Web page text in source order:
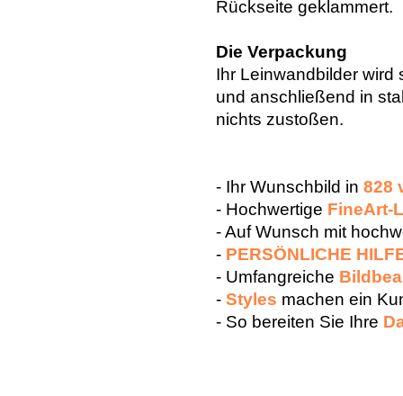
Rückseite geklammert.
Die Verpackung
Ihr Leinwandbilder wird
und anschließend in
nichts zustoßen.
- Ihr Wunschbild in 828
- Hochwertige FineArt-
- Auf Wunsch mit
- PERSÖNLICHE
- Umfangreiche
- Styles machen ein
- So bereiten Sie Ihre